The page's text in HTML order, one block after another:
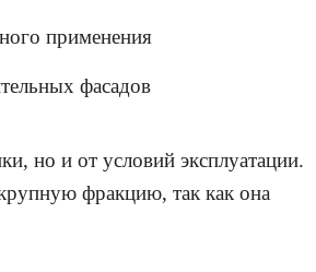
применения
фасадов
но и от условий эксплуатации.
фракцию, так как она